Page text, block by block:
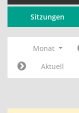
Sitzungen
Monat
Aktuell